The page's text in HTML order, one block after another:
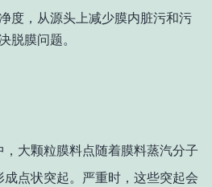
度，从源头上减少膜内脏污和污
脱膜问题。
大颗粒膜料点随着膜料蒸汽分子
点状突起。严重时，这些突起会